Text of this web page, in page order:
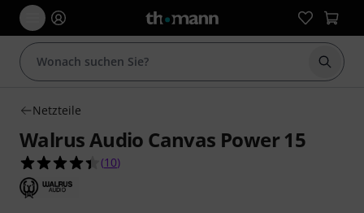
Suche
Netzteile
Walrus Audio Canvas Power 15
4.4 von 5 Sternen aus 10 Kundenbewertungen
(10)